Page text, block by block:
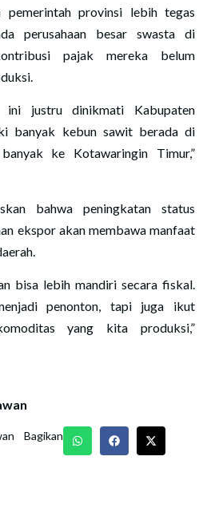
pemerintah provinsi lebih tegas
perusahaan besar swasta di
pajak mereka belum
ini justru dinikmati Kabupaten
banyak kebun sawit berada di
ke Kotawaringin Timur,”
bahwa peningkatan status
ekspor akan membawa manfaat
bisa lebih mandiri secara fiskal.
penonton, tapi juga ikut
yang kita produksi,”
Bagikan